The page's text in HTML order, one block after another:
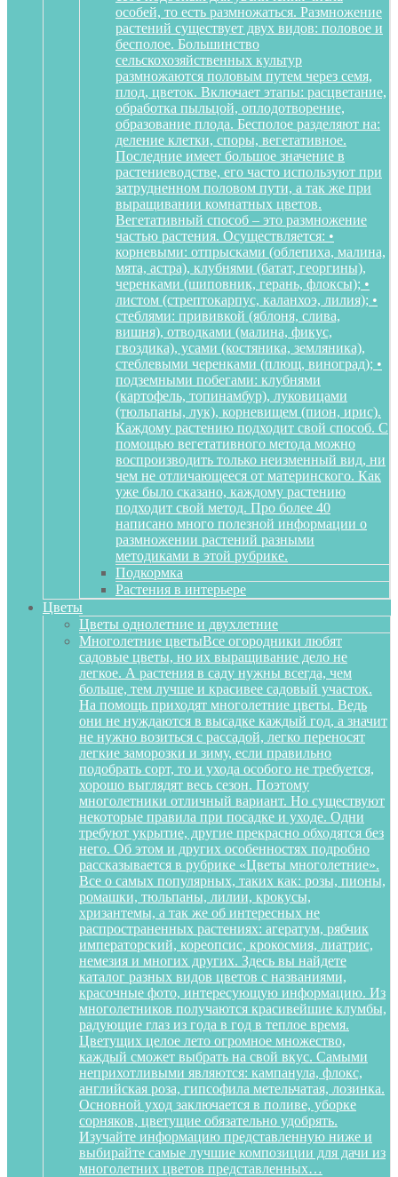
особей, то есть размножаться. Размножение
растений существует двух видов: половое и
бесполое. Большинство
сельскохозяйственных культур
размножаются половым путем через семя,
плод, цветок. Включает этапы: расцветание,
обработка пыльцой, оплодотворение,
образование плода. Бесполое разделяют на:
деление клетки, споры, вегетативное.
Последние имеет большое значение в
растениеводстве, его часто используют при
затрудненном половом пути, а так же при
выращивании комнатных цветов.
Вегетативный способ – это размножение
частью растения. Осуществляется: •
корневыми: отпрысками (облепиха, малина,
мята, астра), клубнями (батат, георгины),
черенками (шиповник, герань, флоксы); •
листом (стрептокарпус, каланхоэ, лилия); •
стеблями: прививкой (яблоня, слива,
вишня), отводками (малина, фикус,
гвоздика), усами (костяника, земляника),
стеблевыми черенками (плющ, виноград); •
подземными побегами: клубнями
(картофель, топинамбур), луковицами
(тюльпаны, лук), корневищем (пион, ирис).
Каждому растению подходит свой способ. С
помощью вегетативного метода можно
воспроизводить только неизменный вид, ни
чем не отличающееся от материнского. Как
уже было сказано, каждому растению
подходит свой метод. Про более 40
написано много полезной информации о
размножении растений разными
методиками в этой рубрике.
Подкормка
Растения в интерьере
Цветы
Цветы однолетние и двухлетние
Многолетние цветыВсе огородники любят
садовые цветы, но их выращивание дело не
легкое. А растения в саду нужны всегда, чем
больше, тем лучше и красивее садовый участок.
На помощь приходят многолетние цветы. Ведь
они не нуждаются в высадке каждый год, а значит
не нужно возиться с рассадой, легко переносят
легкие заморозки и зиму, если правильно
подобрать сорт, то и ухода особого не требуется,
хорошо выглядят весь сезон. Поэтому
многолетники отличный вариант. Но существуют
некоторые правила при посадке и уходе. Одни
требуют укрытие, другие прекрасно обходятся без
него. Об этом и других особенностях подробно
рассказывается в рубрике «Цветы многолетние».
Все о самых популярных, таких как: розы, пионы,
ромашки, тюльпаны, лилии, крокусы,
хризантемы, а так же об интересных не
распространенных растениях: агератум, рябчик
императорский, кореопсис, крокосмия, лиатрис,
немезия и многих других. Здесь вы найдете
каталог разных видов цветов с названиями,
красочные фото, интересующую информацию. Из
многолетников получаются красивейшие клумбы,
радующие глаз из года в год в теплое время.
Цветущих целое лето огромное множество,
каждый сможет выбрать на свой вкус. Самыми
неприхотливыми являются: кампанула, флокс,
английская роза, гипсофила метельчатая, лозинка.
Основной уход заключается в поливе, уборке
сорняков, цветущие обязательно удобрять.
Изучайте информацию представленную ниже и
выбирайте самые лучшие композиции для дачи из
многолетних цветов представленных…